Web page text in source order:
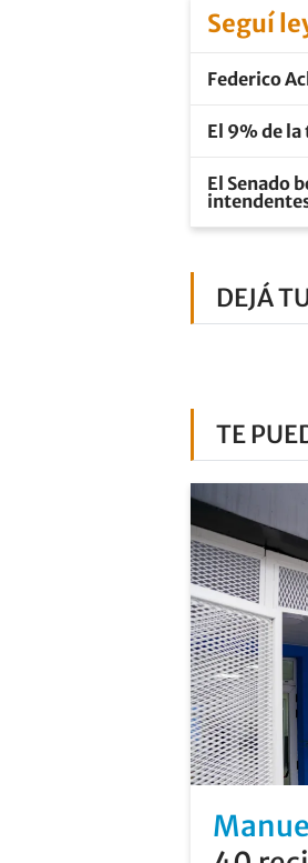
Seguí
Federico
El 9% de
El Senado
DEJÁ
TE